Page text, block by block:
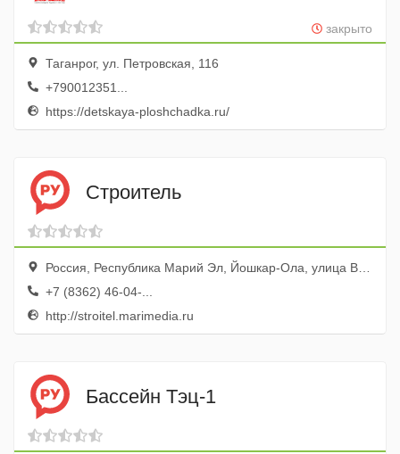
закрыто
Таганрог, ул. Петровская, 116
+790012351...
https://detskaya-ploshchadka.ru/
Строитель
Россия, Республика Марий Эл, Йошкар-Ола, улица Волкова, 89
+7 (8362) 46-04-...
http://stroitel.marimedia.ru
Бассейн Тэц-1